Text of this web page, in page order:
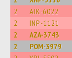
2 AIK-6022
2 INP-1121
2 AZA-3743
2 POM-3979